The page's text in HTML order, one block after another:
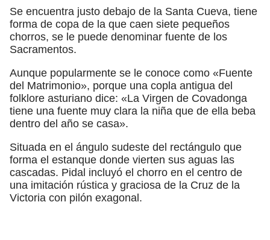
Se encuentra justo debajo de la Santa Cueva, tiene
forma de copa de la que caen siete pequeños
chorros, se le puede denominar fuente de los
Sacramentos.
Aunque popularmente se le conoce como «Fuente
del Matrimonio», porque una copla antigua del
folklore asturiano dice: «La Virgen de Covadonga
tiene una fuente muy clara la niña que de ella beba
dentro del año se casa».
Situada en el ángulo sudeste del rectángulo que
forma el estanque donde vierten sus aguas las
cascadas. Pidal incluyó el chorro en el centro de
una imitación rústica y graciosa de la Cruz de la
Victoria con pilón exagonal.